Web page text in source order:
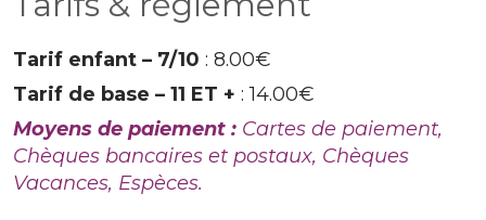
Tarif enfant – 7/10 : 8.00€
Tarif de base – 11 ET + : 14.00€
Moyens de paiement : Cartes de paiement,
Chèques bancaires et postaux, Chèques
Vacances, Espèces.